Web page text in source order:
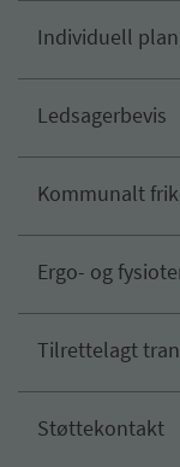
Individuell
Ledsagerbevis
Kommunalt
Ergo- og
Tilrettelagt
Støttekontakt